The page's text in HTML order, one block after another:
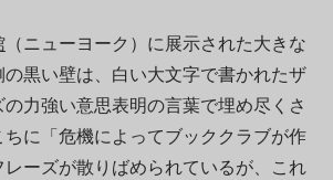
（ニューヨーク）に展示された大きな
黒い壁は、白い大文字で書かれたザ
力強い意思表明の言葉で埋め尽くさ
に「危機によってブッククラブが作
ーズが散りばめられているが、これ